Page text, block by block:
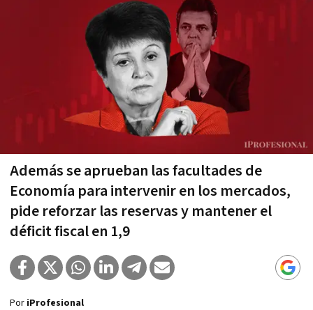
Además se aprueban las facultades de
Economía para intervenir en los mercados,
pide reforzar las reservas y mantener el
déficit fiscal en 1,9
Por iProfesional